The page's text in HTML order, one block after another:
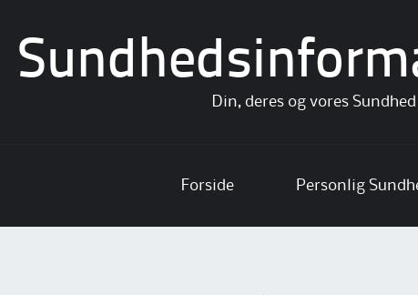
Din, deres og vores Sundhed
Forside Personlig